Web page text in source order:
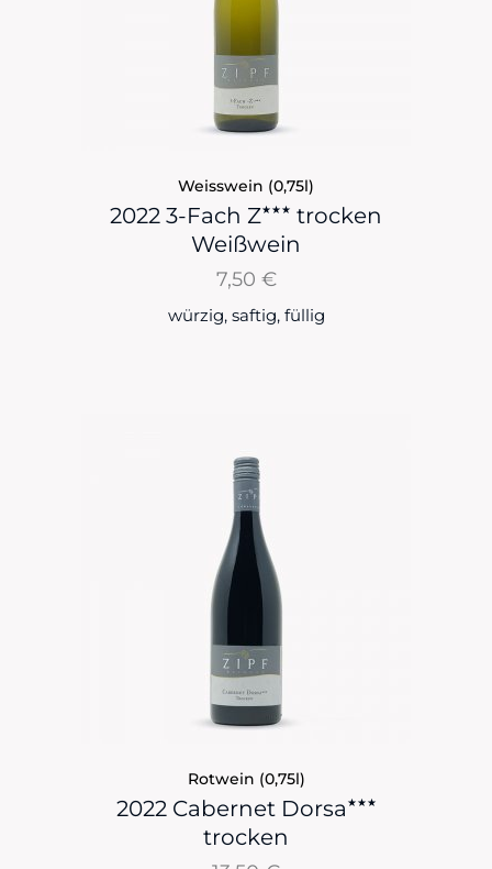
Weisswein (0,75l)
2022 3-Fach Z★★★ trocken
Weißwein
7,50 €
würzig, saftig, füllig
Rotwein (0,75l)
2022 Cabernet Dorsa ★★★
trocken